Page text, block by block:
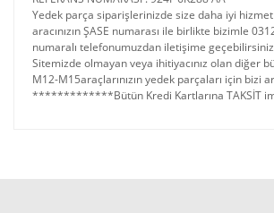
Yedek parça siparişlerinizde size daha iyi
aracınızın ŞASE numarası ile birlikte bizimle
numaralı telefonumuzdan iletişime
Sitemizde olmayan veya ihitiyacınız olan diğer
M12-M15araçlarınızın yedek parçaları için bizi
*************Bütün Kredi Kartlarına TAKSİT